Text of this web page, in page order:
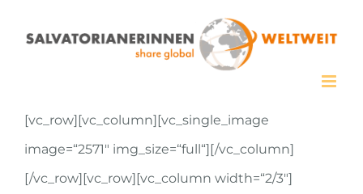
Inhalt
[vc_row][vc_column][vc_single_image
image=“2571″ img_size=“full“][/vc_column]
[/vc_row][vc_row][vc_column width=“2/3″]